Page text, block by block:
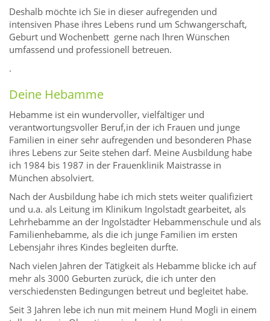
Deshalb möchte ich Sie in dieser aufregenden und
intensiven Phase ihres Lebens rund um Schwangerschaft,
Geburt und Wochenbett gerne nach Ihren Wünschen
umfassend und professionell betreuen.
.
Deine Hebamme
Hebamme ist ein wundervoller, vielfältiger und
verantwortungsvoller Beruf,in der ich Frauen und junge
Familien in einer sehr aufregenden und besonderen Phase
ihres Lebens zur Seite stehen darf. Meine Ausbildung habe
ich 1984 bis 1987 in der Frauenklinik Maistrasse in
München absolviert.
Nach der Ausbildung habe ich mich stets weiter qualifiziert
und u.a. als Leitung im Klinikum Ingolstadt gearbeitet, als
Lehrhebamme an der Ingolstädter Hebammenschule und als
Familienhebamme, als die ich junge Familien im ersten
Lebensjahr ihres Kindes begleiten durfte.
Nach vielen Jahren der Tätigkeit als Hebamme blicke ich auf
mehr als 3000 Geburten zurück, die ich unter den
verschiedensten Bedingungen betreut und begleitet habe.
Seit 3 Jahren lebe ich nun mit meinem Hund Mogli in einem